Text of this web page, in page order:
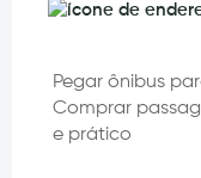
Pegar ônibus
Comprar
e prático